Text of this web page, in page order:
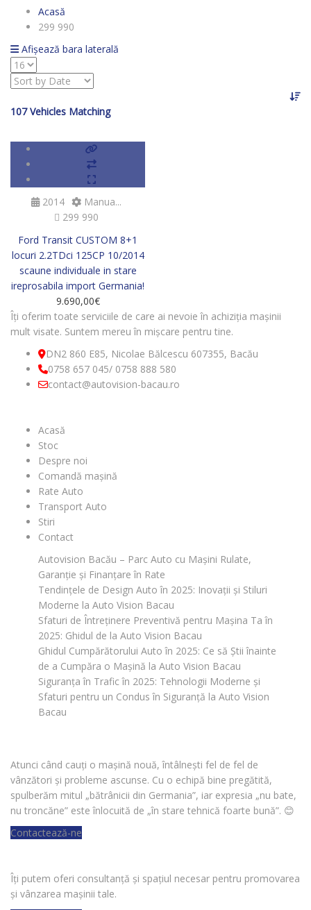
Acasă
299 990
Afișează bara laterală
107 Vehicles Matching
2014
Manua...
299 990
Ford Transit CUSTOM 8+1
locuri 2.2TDci 125CP 10/2014
scaune individuale in stare
ireprosabila import Germania!
9.690,00€
Îți oferim toate serviciile de care ai nevoie în achiziția mașinii
mult visate. Suntem mereu în mișcare pentru tine.
DN2 860 E85, Nicolae Bălcescu 607355, Bacău
0758 657 045/ 0758 888 580
contact@autovision-bacau.ro
Acasă
Stoc
Despre noi
Comandă mașină
Rate Auto
Transport Auto
Stiri
Contact
Autovision Bacău – Parc Auto cu Mașini Rulate,
Garanție și Finanțare în Rate
Tendințele de Design Auto în 2025: Inovații și Stiluri
Moderne la Auto Vision Bacau
Sfaturi de Întreținere Preventivă pentru Mașina Ta în
2025: Ghidul de la Auto Vision Bacau
Ghidul Cumpărătorului Auto în 2025: Ce să Știi înainte
de a Cumpăra o Mașină la Auto Vision Bacau
Siguranța în Trafic în 2025: Tehnologii Moderne și
Sfaturi pentru un Condus în Siguranță la Auto Vision
Bacau
Atunci când cauți o mașină nouă, întâlnești fel de fel de
vânzători și probleme ascunse. Cu o echipă bine pregătită,
spulberăm mitul „bătrânicii din Germania”, iar expresia „nu bate,
nu troncăne” este înlocuită de „în stare tehnică foarte bună”. 😊
Contactează-ne
Îți putem oferi consultanță și spațiul necesar pentru promovarea
și vânzarea mașinii tale.